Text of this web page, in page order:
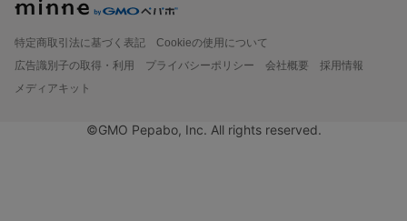
特定商取引法に基づく表記
Cookieの使用について
広告識別子の取得・利用
プライバシーポリシー 会社概要
採用情報
メディアキット
©GMO Pepabo, Inc. All rights reserved.